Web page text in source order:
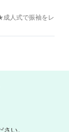
成人式で振袖をレ
い。